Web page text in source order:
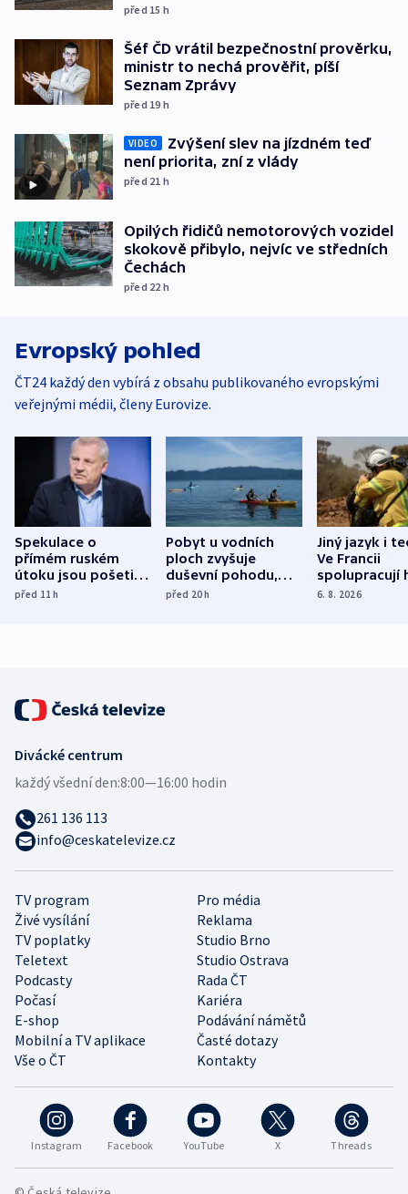
před 15 h
Šéf ČD vrátil bezpečnostní prověrku,
ministr to nechá prověřit, píší
Seznam Zprávy
před 19 h
VIDEO
Zvýšení slev na jízdném teď
není priorita, zní z vlády
před 21 h
Opilých řidičů nemotorových vozidel
skokově přibylo, nejvíc ve středních
Čechách
před 22 h
Evropský pohled
ČT24 každý den vybírá z obsahu publikovaného evropskými
veřejnými médii, členy Eurovize.
Spekulace o
přímém ruském
útoku jsou pošetilé,
míní estonský
před 11h
Pobyt u vodních
ploch zvyšuje
duševní pohodu,
ukázala
před 20h
Jiný jazyk i
Ve Francii
spolupracují
různých zemí
6. 8. 2026
Instagram Facebook YouTube X Threads
TV program
Pro média
Živé vysílání
Reklama
TV poplatky
Studio Brno
Teletext
Studio Ostrava
Podcasty
Rada ČT
Počasí
Kariéra
E-shop
Podávání námětů
Mobilní a TV aplikace
Časté dotazy
Vše o ČT
Kontakty
Divácké centrum
každý všední den:8:00—16:00 hodin
261 136 113
info@ceskatelevize.cz